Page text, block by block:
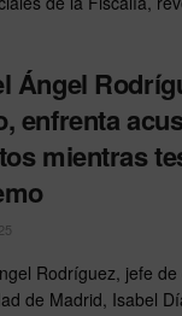
Ángel
enfrenta
mientras
Rodríguez, jefe
de Madrid, Isabel